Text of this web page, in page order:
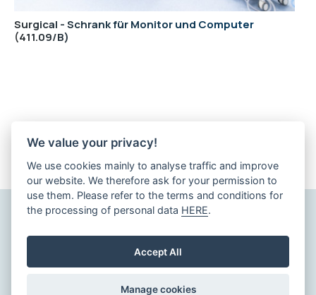
Surgical - Schrank für Monitor und Computer
411.09/B
herunterladen
Cookie-Einstellungen verwalten
We value your privacy!
We use cookies mainly to analyse traffic and improve
our website. We therefore ask for your permission to
use them. Please refer to the terms and conditions for
the processing of personal data HERE.
Accept All
Manage cookies